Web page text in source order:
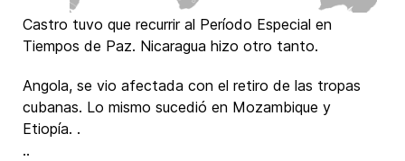
Castro tuvo que recurrir al Período Especial en
Tiempos de Paz. Nicaragua hizo otro tanto.
Angola, se vio afectada con el retiro de las tropas
cubanas. Lo mismo sucedió en Mozambique y
Etiopía. .
..